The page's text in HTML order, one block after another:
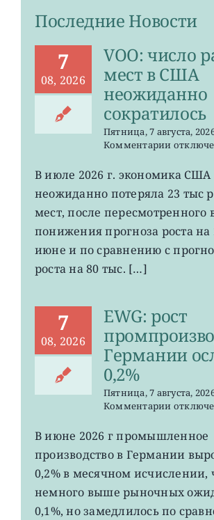
Последние Новости
7
08, 2026
VOO: число
мест в США
неожиданно
сократилось
Пятница, 7 августа,
Комментариик
VOO:
рабочих
мест
США
В июле 2026 г. экономика США
неожиданно потеряла 23 тыс
мест, после пересмотренного
понижения прогноза роста на
июне и по сравнению с
роста на 80 тыс. […]
7
08, 2026
EWG: рост
Германии
0,2%
Пятница, 7 августа,
Комментариик
EWG:
рост
до
0,2%
В июне 2026 г промышленное
производство в Германии
0,2% в месячном исчислении,
немного выше рыночных
0,1%, но замедлилось по